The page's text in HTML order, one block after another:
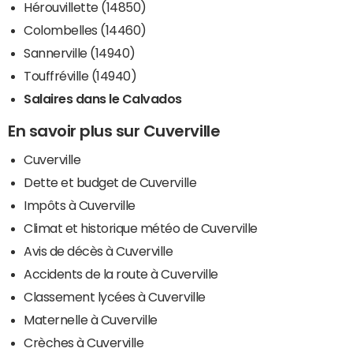
Hérouvillette (14850)
Colombelles (14460)
Sannerville (14940)
Touffréville (14940)
Salaires dans le Calvados
En savoir plus sur Cuverville
Cuverville
Dette et budget de Cuverville
Impôts à Cuverville
Climat et historique météo de Cuverville
Avis de décès à Cuverville
Accidents de la route à Cuverville
Classement lycées à Cuverville
Maternelle à Cuverville
Crèches à Cuverville